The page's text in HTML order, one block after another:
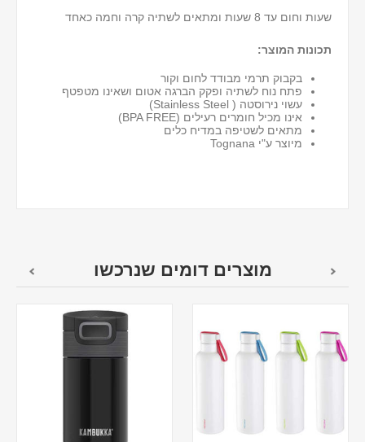
שעות וחום עד 8 שעות ומתאים לשתיה קרה וחמה כאחד
תכונות המוצר:
בקבוק תרמי מבודד לחום וקור
פתח נוח לשתיה ופקק הברגה אטום ושאינו מטפטף
עשוי נירוסטה ( Stainless Steel)
אינו מכיל חומרים רעילים (BPA FREE)
מתאים לשטיפה במדיח כלים
מיוצר ע"י Tognana
מוצרים דומים שנרכשו